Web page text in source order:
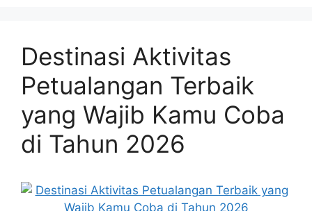
Destinasi Aktivitas
Petualangan Terbaik
yang Wajib Kamu Coba
di Tahun 2026